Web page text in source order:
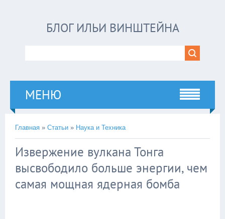
БЛОГ ИЛЬИ ВИНШТЕЙНА
МЕНЮ
Главная » Статьи » Наука и Техника
Извержение вулкана Тонга
высвободило больше энергии, чем
самая мощная ядерная бомба